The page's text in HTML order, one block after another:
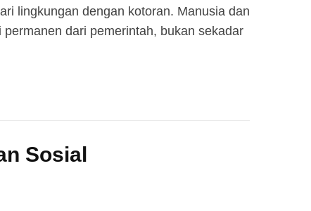
lingkungan dengan kotoran. Manusia dan
dari pemerintah, bukan sekadar
Sosial